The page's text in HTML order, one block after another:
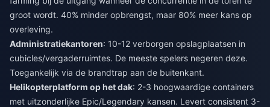
groot wordt. 40% minder opbrengst, maar 80% meer kans op
overleving.
Administratiekantoren: 10-12 verborgen opslagplaatsen in
cubicles/vergaderruimtes. De meeste spelers negeren deze.
Toegankelijk via de brandtrap aan de buitenkant.
Helikopterplatform op het dak: 2-3 hoogwaardige containers
met uitzonderlijke Epic/Legendary kansen. Levert consistent 3-